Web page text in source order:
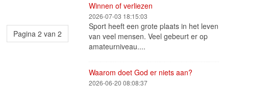
Pagina 2 van 2
Winnen of verliezen
2026-07-03 18:15:03
Sport heeft een grote plaats in het leven
van veel mensen. Veel gebeurt er op
amateurniveau....
Waarom doet God er niets aan?
2026-06-20 08:08:37